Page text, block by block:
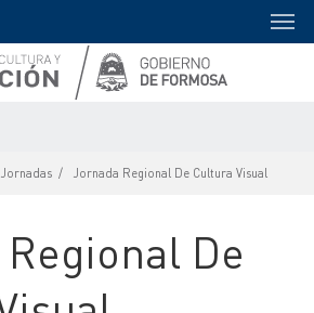
Jornada Regional De Cultura Visual
De